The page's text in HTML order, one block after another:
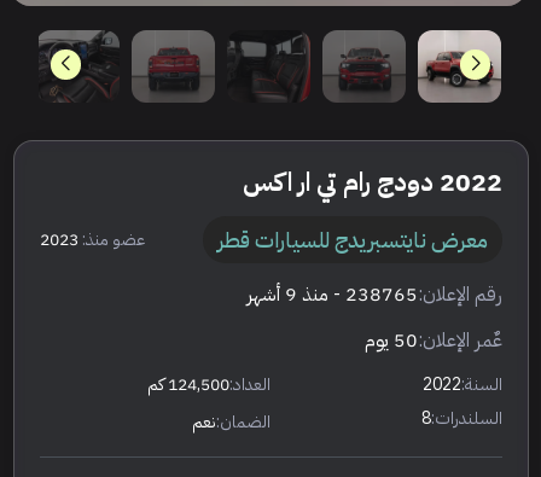
2022 دودج رام تي ار اكس
معرض نايتسبريدج للسيارات قطر عضو منذ: 2023
رقم الإعلان:238765 - منذ 9 أشهر
عٌمر الإعلان:50 يوم
السنة:2022 العداد:124,500 كم
السلندرات:8 الضمان:نعم